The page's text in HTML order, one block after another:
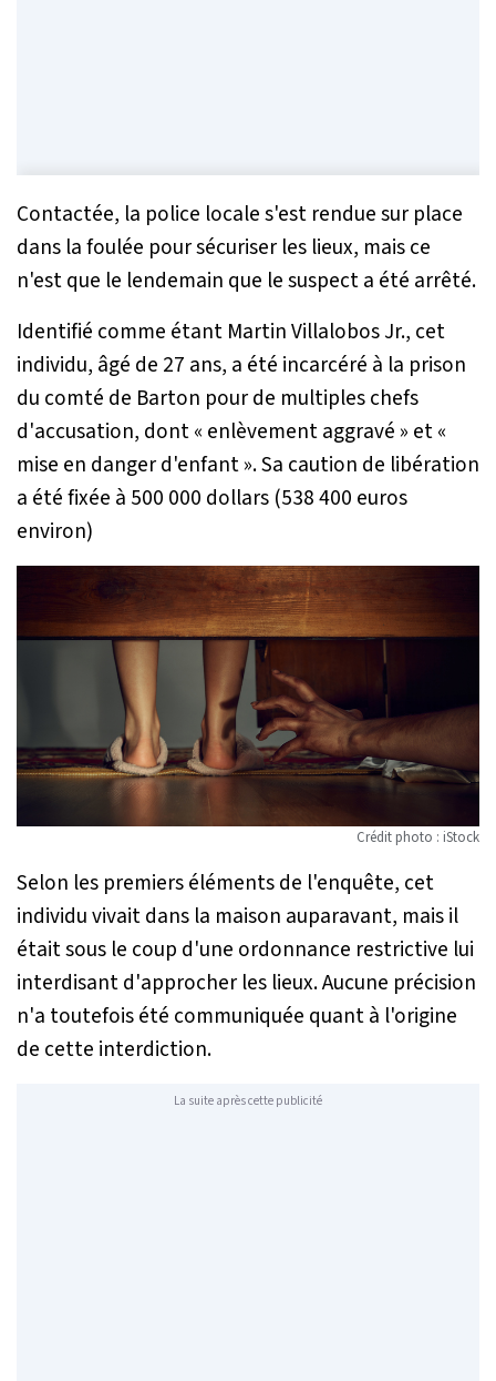
Contactée, la police locale s'est rendue sur place
dans la foulée pour sécuriser les lieux, mais ce
n'est que le lendemain que le suspect a été arrêté.
Identifié comme étant Martin Villalobos Jr., cet
individu, âgé de 27 ans, a été incarcéré à la prison
du comté de Barton pour de multiples chefs
d'accusation, dont « enlèvement aggravé » et «
mise en danger d'enfant ». Sa caution de libération
a été fixée à 500 000 dollars (538 400 euros
environ)
Crédit photo : iStock
Selon les premiers éléments de l'enquête, cet
individu vivait dans la maison auparavant, mais il
était sous le coup d'une ordonnance restrictive lui
interdisant d'approcher les lieux. Aucune précision
n'a toutefois été communiquée quant à l'origine
de cette interdiction.
La suite après cette publicité